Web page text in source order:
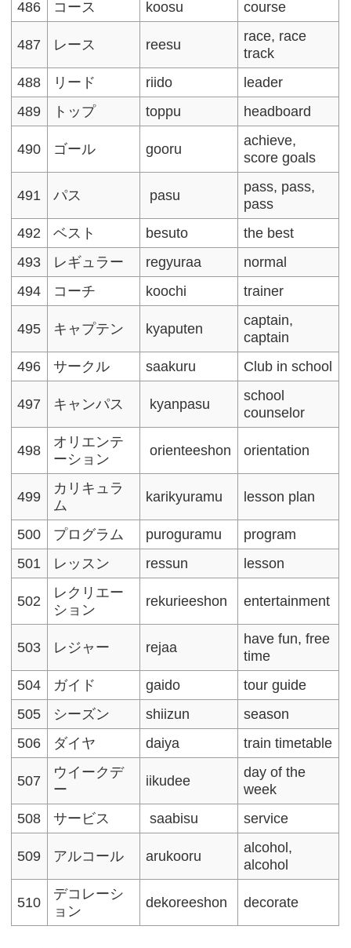
486 コース koosu course
487 レース reesu
race, race
track
488
リード riido
leader
489
トップ toppu headboard
490 ゴール gooru
achieve,
score goals
491 パス pasu
pass, pass,
pass
492
ベスト besuto
the best
493
レギュラー regyuraa
normal
494
コーチ koochi trainer
495 キャプテン kyaputen
captain,
captain
496
サークル saakuru Club in school
497 キャンパス kyanpasu
school
counselor
498
オリエンテ
ーション
orienteeshon orientation
499
カリキュラ
ム
karikyuramu lesson plan
500 プログラム puroguramu
program
501
レッスン ressun lesson
502
レクリエー
ション
rekurieeshon entertainment
503 レジャー rejaa
have fun, free
time
504
ガイド gaido
tour guide
505
シーズン shiizun
season
506
ダイヤ daiya train timetable
507
ウイークデ
ー
iikudee
day of the
week
508
サービス saabisu service
509 アルコール arukooru
alcohol,
alcohol
510
デコレーシ
ョン
dekoreeshon decorate